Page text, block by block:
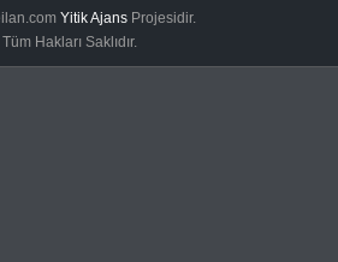
Yitik Ajans Projesidir.
Tüm Hakları Saklıdır.